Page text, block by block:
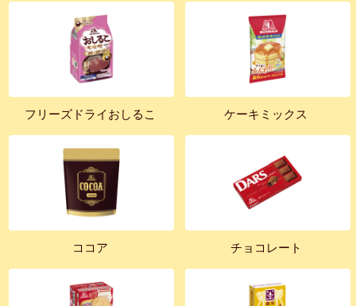
フリーズドライおしるこ ケーキミックス
ココア チョコレート